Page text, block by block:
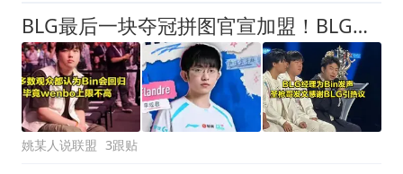
BLG最后一块夺冠拼图官宣加盟！BLG经理为Bin发声，圣枪哥感谢BLG
姚某人说联盟 3跟贴